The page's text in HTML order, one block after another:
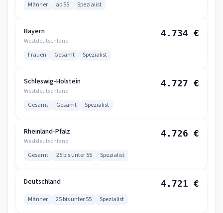
Männer ab 55 Spezialist
Bayern
Westdeutschland
4.734 €
Frauen Gesamt Spezialist
Schleswig-Holstein
Westdeutschland
4.727 €
Gesamt Gesamt Spezialist
Rheinland-Pfalz
Westdeutschland
4.726 €
Gesamt 25 bis unter 55 Spezialist
Deutschland 4.721 €
Männer 25 bis unter 55 Spezialist